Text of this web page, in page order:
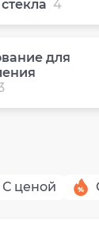
4
для
С ценой